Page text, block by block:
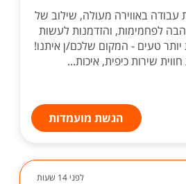
באווירה מעולה, שילוב של
לפחמימות, והזדמנות לעשות
טעים - המקום שלכם/ן איתנו!
שירות כיפית, איכות...
הגשת מועמדות
לפני 14 שעות